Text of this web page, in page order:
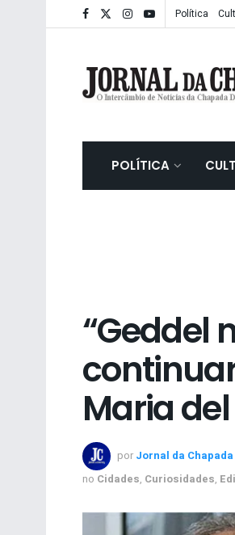
Política
POLÍTICA
“Geddel
Maria
por Jornal da Chapada
no Cidades, Curiosidades,